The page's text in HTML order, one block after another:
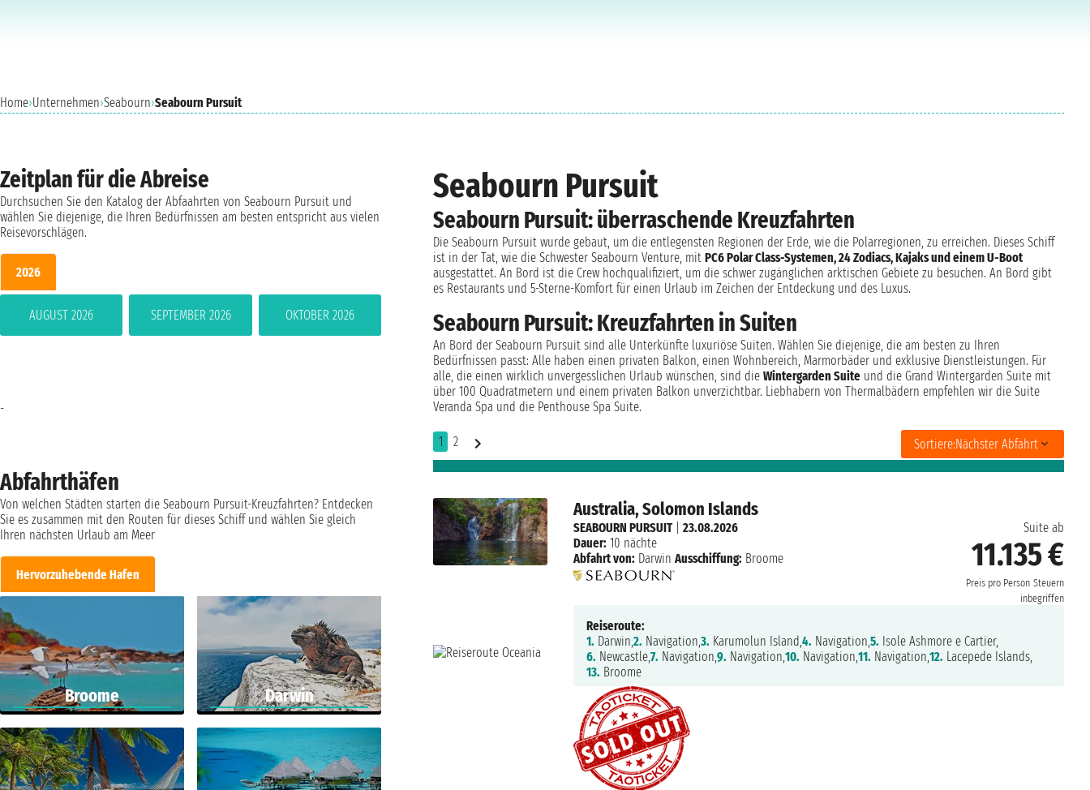
Home›Unternehmen›Seabourn›Seabourn Pursuit
Seabourn Pursuit
Seabourn Pursuit: überraschende Kreuzfahrten
Die Seabourn Pursuit wurde gebaut, um die entlegensten Regionen der Erde, wie die Polarregionen, zu erreichen. Dieses Schiff
ist in der Tat, wie die Schwester Seabourn Venture, mitPC6 Polar Class-Systemen, 24 Zodiacs, Kajaks und einem U-Boot
ausgestattet. An Bord ist die Crew hochqualifiziert, um die schwer zugänglichen arktischen Gebiete zu besuchen. An Bord gibt
es Restaurants und 5-Sterne-Komfort für einen Urlaub im Zeichen der Entdeckung und des Luxus.
Seabourn Pursuit: Kreuzfahrten in Suiten
An Bord der Seabourn Pursuit sind alle Unterkünfte luxuriöse Suiten. Wählen Sie diejenige, die am besten zu Ihren
Bedürfnissen passt: Alle haben einen privaten Balkon, einen Wohnbereich, Marmorbäder und exklusive Dienstleistungen. Für
alle, die einen wirklich unvergesslichen Urlaub wünschen, sind dieWintergarden Suite und die Grand Wintergarden Suite mit
über 100 Quadratmetern und einem privaten Balkon unverzichtbar. Liebhabern von Thermalbädern empfehlen wir die Suite
Veranda Spa und die Penthouse Spa Suite.
1 2 Sortiere:Nächster Abfahrt
Australia, Solomon Islands
Suite ab
11.135 €
Preis pro Person Steuern
inbegriffen
SEABOURN PURSUIT|23.08.2026
Dauer: 10 nächte
Abfahrt von: Darwin Ausschiffung: Broome
Reiseroute:
1. Darwin,2. Navigation,3. Karumolun Island,4. Navigation,5. Isole Ashmore e Cartier,
6. Newcastle,7. Navigation,9. Navigation,10. Navigation,11. Navigation,12. Lacepede Islands,
13. Broome
Zeitplan für die Abreise
Durchsuchen Sie den Katalog der Abfaahrten von Seabourn Pursuit und
wählen Sie diejenige, die Ihren Bedürfnissen am besten entspricht aus vielen
Reisevorschlägen.
2026
AUGUST 2026 SEPTEMBER 2026 OKTOBER 2026
Abfahrthäfen
Von welchen Städten starten die Seabourn Pursuit-Kreuzfahrten? Entdecken
Sie es zusammen mit den Routen für dieses Schiff und wählen Sie gleich
Ihren nächsten Urlaub am Meer
Hervorzuhebende Hafen
Broome Darwin
-